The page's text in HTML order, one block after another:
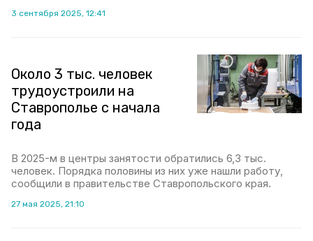
3 сентября 2025, 12:41
Около 3 тыс. человек
трудоустроили на
Ставрополье с начала
года
В 2025-м в центры занятости обратились 6,3 тыс.
человек. Порядка половины из них уже нашли работу,
сообщили в правительстве Ставропольского края.
27 мая 2025, 21:10